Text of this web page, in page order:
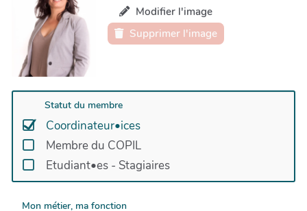
Modifier l'image
Supprimer l'image
Statut du membre
Coordinateur•ices
Membre du COPIL
Etudiant•es - Stagiaires
Mon métier, ma fonction